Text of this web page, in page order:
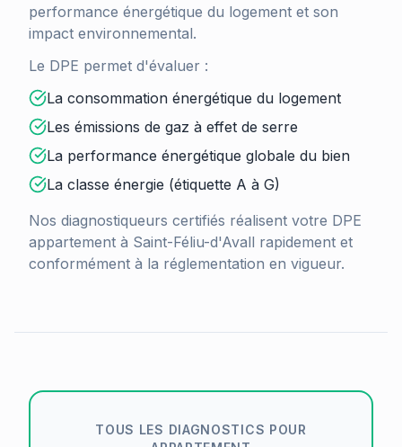
performance énergétique du logement et son
impact environnemental.
Le DPE permet d'évaluer :
La consommation énergétique du logement
Les émissions de gaz à effet de serre
La performance énergétique globale du bien
La classe énergie (étiquette A à G)
Nos diagnostiqueurs certifiés réalisent votre DPE
appartement à Saint-Féliu-d'Avall rapidement et
conformément à la réglementation en vigueur.
TOUS LES DIAGNOSTICS POUR